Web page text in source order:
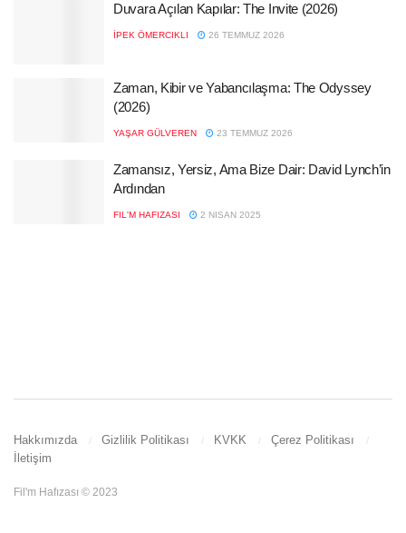
Duvara Açılan Kapılar: The Invite (2026)
İPEK ÖMERCIKLI 26 TEMMUZ 2026
Zaman, Kibir ve Yabancılaşma: The Odyssey
(2026)
YAŞAR GÜLVEREN 23 TEMMUZ 2026
Zamansız, Yersiz, Ama Bize Dair: David Lynch’in
Ardından
FIL'M HAFIZASI 2 NISAN 2025
Hakkımızda Gizlilik Politikası KVKK
Çerez Politikası
İletişim
Fil'm Hafızası © 2023